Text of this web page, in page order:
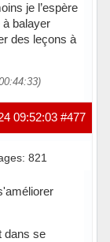
je l’espère
à balayer
des leçons à
#477
09:52:03
821
dans se